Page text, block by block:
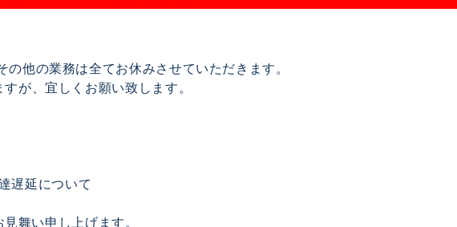
他の業務は全てお休みさせていただきます。
が、宜しくお願い致します。
遅延について
舞い申し上げます。